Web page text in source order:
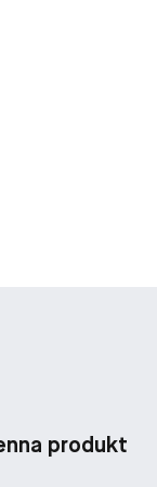
produkt